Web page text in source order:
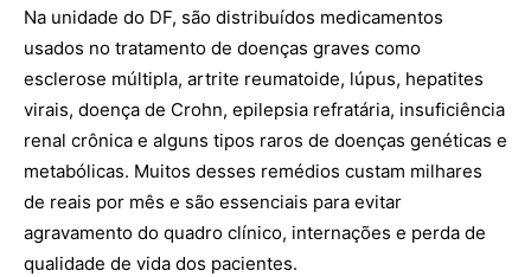
Na unidade do DF, são distribuídos medicamentos
usados no tratamento de doenças graves como
esclerose múltipla, artrite reumatoide, lúpus, hepatites
virais, doença de Crohn, epilepsia refratária, insuficiência
renal crônica e alguns tipos raros de doenças genéticas e
metabólicas. Muitos desses remédios custam milhares
de reais por mês e são essenciais para evitar
agravamento do quadro clínico, internações e perda de
qualidade de vida dos pacientes.